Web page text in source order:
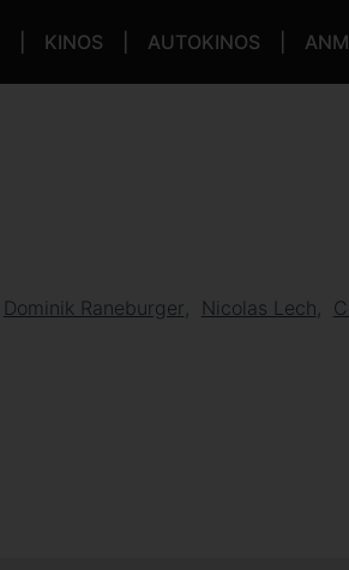
KINOS AUTOKINOS
Dominik Raneburger Nicolas Lech